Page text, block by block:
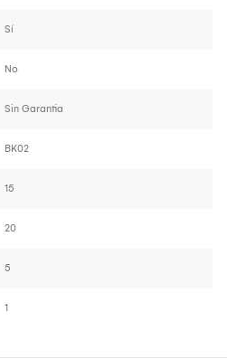
Sí
No
Sin Garantia
BK02
15
20
5
1